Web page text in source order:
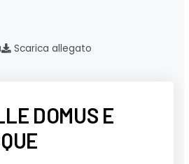
Scarica allegato
DOMUS E